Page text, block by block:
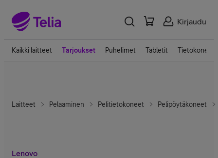
Kirjaudu
Kaikki laitteet Tarjoukset Puhelimet Tabletit Tietokoneet
Laitteet Pelaaminen Pelitietokoneet Pelipöytäkoneet
Lenovo